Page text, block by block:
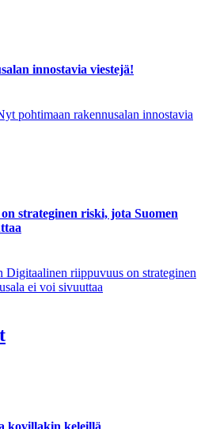
innostavia viestejä!
pohtimaan rakennusalan innostavia
strateginen riski, jota Suomen
Digitaalinen riippuvuus on strateginen
ei voi sivuuttaa